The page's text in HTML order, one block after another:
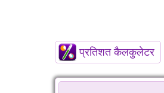
प्रतिशत कैलकुलेटर